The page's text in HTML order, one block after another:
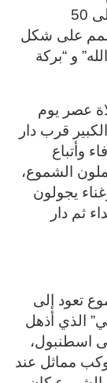
الالوان، تزن كل واحدة منها ما بين 15 الى 50
على شكل
و “بركة
عصر يوم
قرب دار
وأتباع
الشموع،
يجولون
ثم دار
تعود إلى
الذي أذهل
اسطنبول،
مماثل عند